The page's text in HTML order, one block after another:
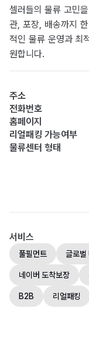
셀러들의 물류 고민
관, 포장, 배송까지
적인 물류 운영과 최
원합니다.
주소
전화번호
홈페이지
리얼패킹 가능여부
물류센터 형태
서비스
풀필먼트 글로벌
네이버 도착보장
B2B 리얼패킹